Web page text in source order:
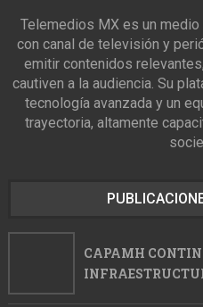
Telemedios MX es un
con canal de televisión y
emitir contenidos
cautiven a la audiencia. Su
tecnología avanzada y un
trayectoria, altamente
CAPAMH